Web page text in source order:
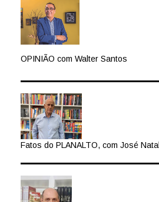
OPINIÃO com Walter Santos
Fatos do PLANALTO, com José Natal